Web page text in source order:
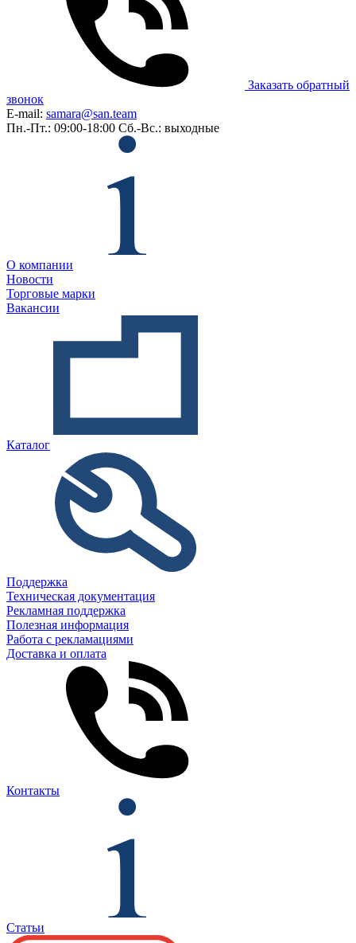
Заказать обратный
звонок
E-mail: samara@san.team
Пн.-Пт.: 09:00-18:00 Сб.-Вс.: выходные
О компании
Новости
Торговые марки
Вакансии
Каталог
Поддержка
Техническая документация
Рекламная поддержка
Полезная информация
Работа с рекламациями
Доставка и оплата
Контакты
Статьи